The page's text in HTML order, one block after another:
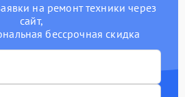
на ремонт техники через
сайт,
бессрочная скидка